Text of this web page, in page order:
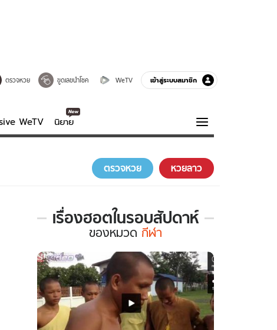
ตรวจหวย ขูดเลขนำโชค WeTV เข้าสู่ระบบสมาชิก
WeTV นิยาย
บรส ความรู้รอบตัว
ฮาวทู
ตรวจหวย หวยลาว
เรื่องฮอตในรอบสัปดาห์
เรื่อง
ใน
รอบ
สัปดาห์
ของ
หมวด
กีฬา
ของหมวด กีฬา